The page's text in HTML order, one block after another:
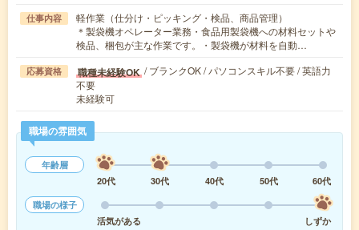
仕事内容
軽作業（仕分け・ピッキング・検品、商品管理）
＊製袋機オペレーター業務・食品用製袋機への材料セットや
検品、梱包が主な作業です。・製袋機が材料を自動…
応募資格 職種未経験OK / ブランクOK / パソコンスキル不要 / 英語力
不要
未経験可
職場の雰囲気
年齢層
20代
30代 40代 50代
60代
職場の様子
活気がある
しずか